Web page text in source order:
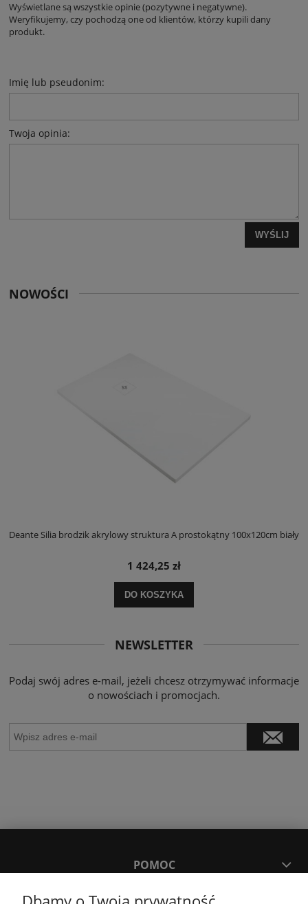
Wyświetlane są wszystkie opinie (pozytywne i negatywne).
Weryfikujemy, czy pochodzą one od klientów, którzy kupili dany
produkt.
Imię lub pseudonim:
Twoja opinia:
WYŚLIJ
NOWOŚCI
Deante Silia brodzik akrylowy struktura A prostokątny 100x120cm biały
1 424,25 zł
DO KOSZYKA
NEWSLETTER
Podaj swój adres e-mail, jeżeli chcesz otrzymywać informacje
o nowościach i promocjach.
POMOC